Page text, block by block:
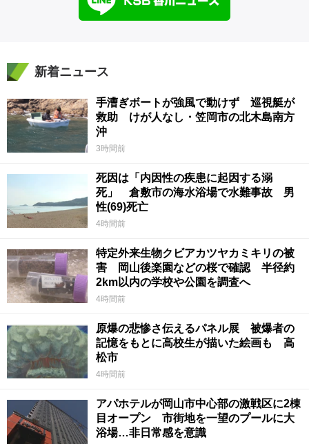
新着ニュース
手漕ぎボートが強風で動けず 巡視艇が
救助 けが人なし・笠岡市の北木島南方
沖
3時間前
死因は「内因性の疾患に起因する溺
死」 倉敷市の海水浴場で水難事故 男
性(69)死亡
4時間前
特定外来生物クビアカツヤカミキリの被
害 岡山後楽園などの桜で確認 半径約
2km以内の学校や公園を調査へ
4時間前
原爆の悲惨さ伝えるパネル展 被爆者の
記憶をもとに高校生が描いた絵画も 高
松市
4時間前
アパホテルが岡山市中心部の激戦区に2棟
目オープン 市街地を一望のプールに大
浴場…非日常感を意識